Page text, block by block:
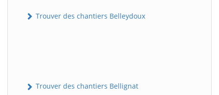
Trouver des chantiers Belleydoux
Trouver des chantiers Bellignat